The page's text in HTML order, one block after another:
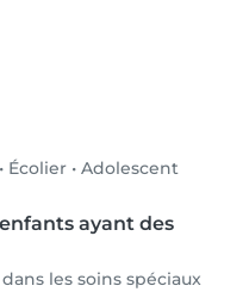
• Écolier • Adolescent
ayant des
les soins spéciaux